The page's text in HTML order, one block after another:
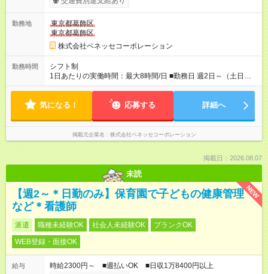
勤務地
東京都葛飾区
東京都葛飾区
株式会社ベネッセコーポレーション
勤務時間
シフト制
1日あたりの実働時間：最大8時間/日 ■勤務日 週2日～（土日祝
休み） ■勤務時間 学校滞在：8:30※～17:30の間の連続した8時
※勤務時間が8:30～の場合、朝8時半から学校で就業できること
気になる！ 応募する 詳細へ
掲載元企業名 株式会社ベネッセコーポレーション
掲載日：2026.08.07
未読
NEW
【週2～＊日勤のみ】保育園で子どもの健康管理
など＊看護師
派遣 職種未経験OK 社会人未経験OK
ブランクOK
WEB登録・面接OK
給与
時給2300円～ ■週払いOK ■日収1万8400円以上